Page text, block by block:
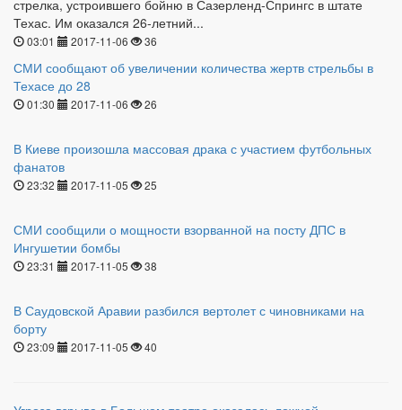
стрелка, устроившего бойню в Сазерленд-Спрингс в штате
Техас. Им оказался 26-летний...
03:01 2017-11-06 36
СМИ сообщают об увеличении количества жертв стрельбы в
Техасе до 28
01:30 2017-11-06 26
В Киеве произошла массовая драка с участием футбольных
фанатов
23:32 2017-11-05 25
СМИ сообщили о мощности взорванной на посту ДПС в
Ингушетии бомбы
23:31 2017-11-05 38
В Саудовской Аравии разбился вертолет с чиновниками на
борту
23:09 2017-11-05 40